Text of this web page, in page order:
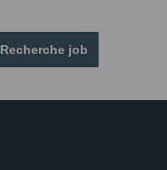
Recherche job